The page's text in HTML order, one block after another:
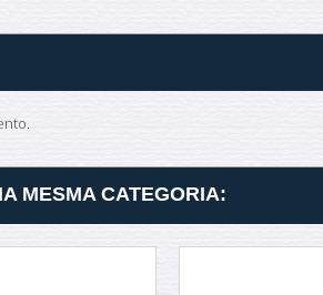
MESMA CATEGORIA: